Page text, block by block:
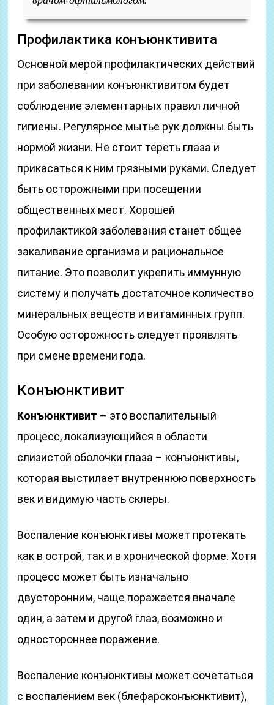
Профилактика конъюнктивита
Основной мерой профилактических действий
при заболевании конъюнктивитом будет
соблюдение элементарных правил личной
гигиены. Регулярное мытье рук должны быть
нормой жизни. Не стоит тереть глаза и
прикасаться к ним грязными руками. Следует
быть осторожными при посещении
общественных мест. Хорошей
профилактикой заболевания станет общее
закаливание организма и рациональное
питание. Это позволит укрепить иммунную
систему и получать достаточное количество
минеральных веществ и витаминных групп.
Особую осторожность следует проявлять
при смене времени года.
Конъюнктивит
Конъюнктивит – это воспалительный
процесс, локализующийся в области
слизистой оболочки глаза – конъюнктивы,
которая выстилает внутреннюю поверхность
век и видимую часть склеры.
Воспаление конъюнктивы может протекать
как в острой, так и в хронической форме. Хотя
процесс может быть изначально
двусторонним, чаще поражается вначале
один, а затем и другой глаз, возможно и
одностороннее поражение.
Воспаление конъюнктивы может сочетаться
с воспалением век (блефароконъюнктивит),